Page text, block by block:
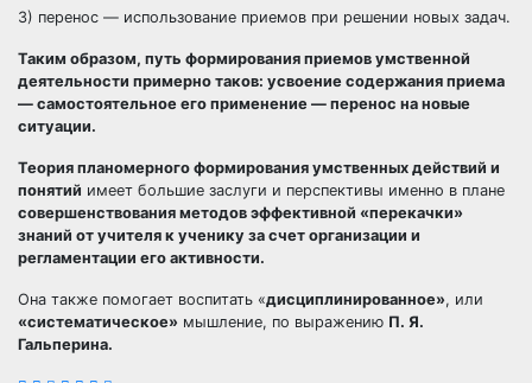
3) перенос — использование приемов при решении новых задач.
Таким образом, путь формирования приемов умственной
деятельности примерно таков: усвоение содержания приема
— самостоятельное его применение — перенос на новые
ситуации.
Теория планомерного формирования умственных действий и
понятий имеет большие заслуги и перспективы именно в плане
совершенствования методов эффективной «перекачки»
знаний от учителя к ученику за счет организации и
регламентации его активности.
Она также помогает воспитать «дисциплинированное», или
«систематическое» мышление, по выражению П. Я.
Гальперина.